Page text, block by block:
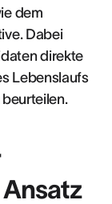
dem
Dabei
direkte
Lebenslaufs